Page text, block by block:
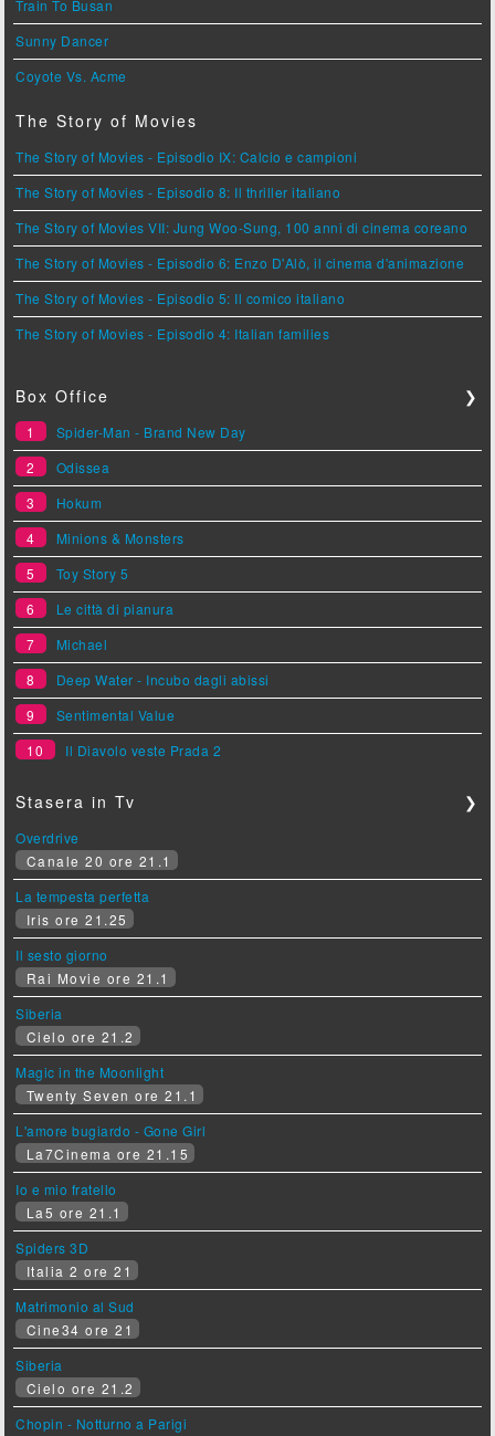
Train To Busan
Sunny Dancer
Coyote Vs. Acme
The Story of Movies
The Story of Movies - Episodio IX: Calcio e campioni
The Story of Movies - Episodio 8: Il thriller italiano
The Story of Movies VII: Jung Woo-Sung, 100 anni di cinema coreano
The Story of Movies - Episodio 6: Enzo D'Alò, il cinema d'animazione
The Story of Movies - Episodio 5: Il comico italiano
The Story of Movies - Episodio 4: Italian families
Box Office ❯
1
Spider-Man - Brand New Day
2
Odissea
3
Hokum
4
Minions & Monsters
5
Toy Story 5
6
Le città di pianura
7
Michael
8
Deep Water - Incubo dagli abissi
9
Sentimental Value
10
Il Diavolo veste Prada 2
Stasera in Tv ❯
Overdrive
Canale 20 ore 21.1
La tempesta perfetta
Iris ore 21.25
Il sesto giorno
Rai Movie ore 21.1
Siberia
Cielo ore 21.2
Magic in the Moonlight
Twenty Seven ore 21.1
L'amore bugiardo - Gone Girl
La7Cinema ore 21.15
Io e mio fratello
La5 ore 21.1
Spiders 3D
Italia 2 ore 21
Matrimonio al Sud
Cine34 ore 21
Siberia
Cielo ore 21.2
Chopin - Notturno a Parigi